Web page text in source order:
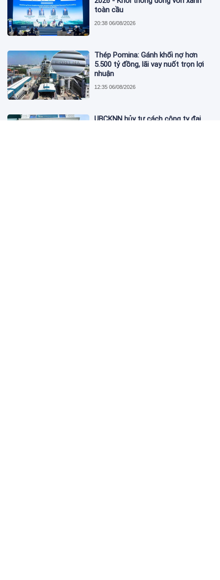
toàn cầu
20:38 06/08/2026
Thép Pomina: Gánh khối nợ hơn
5.500 tỷ đồng, lãi vay nuốt trọn lợi
nhuận
12:35 06/08/2026
UBCKNN hủy tư cách công ty đại